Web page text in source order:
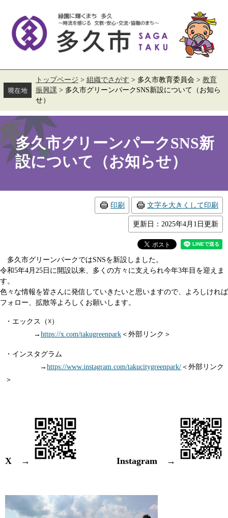
す。
し
文
トップページ > 組織でさがす > 多久市教育委員会 > 教育
振興課 > 多久市グリーンパークSNS新設について（お知ら
せ）
本
文
多久市グリーンパークSNS新
設について（お知らせ）
印刷 文字を大きくして印刷
更新日：2025年4月1日更新
多久市グリーンパークではSNSを新設しました。
令和5年4月25日に開設以来、多くの方々に支えられ今年3年目を迎えま
す。
色々な情報を皆さんに発信していきたいと思いますので、よろしければ
フォロー、拡散等よろしくお願いします。
・エックス（☓）
→ https://x.com/takugreenpark ＜外部リンク＞
・インスタグラム
→ https://www.instagram.com/takucitygreenpark/ ＜外部リンク
＞
X → Instagram →